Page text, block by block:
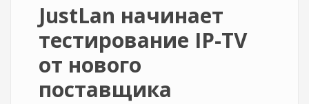
JustLan начинает
тестирование IP-TV
от нового
поставщика